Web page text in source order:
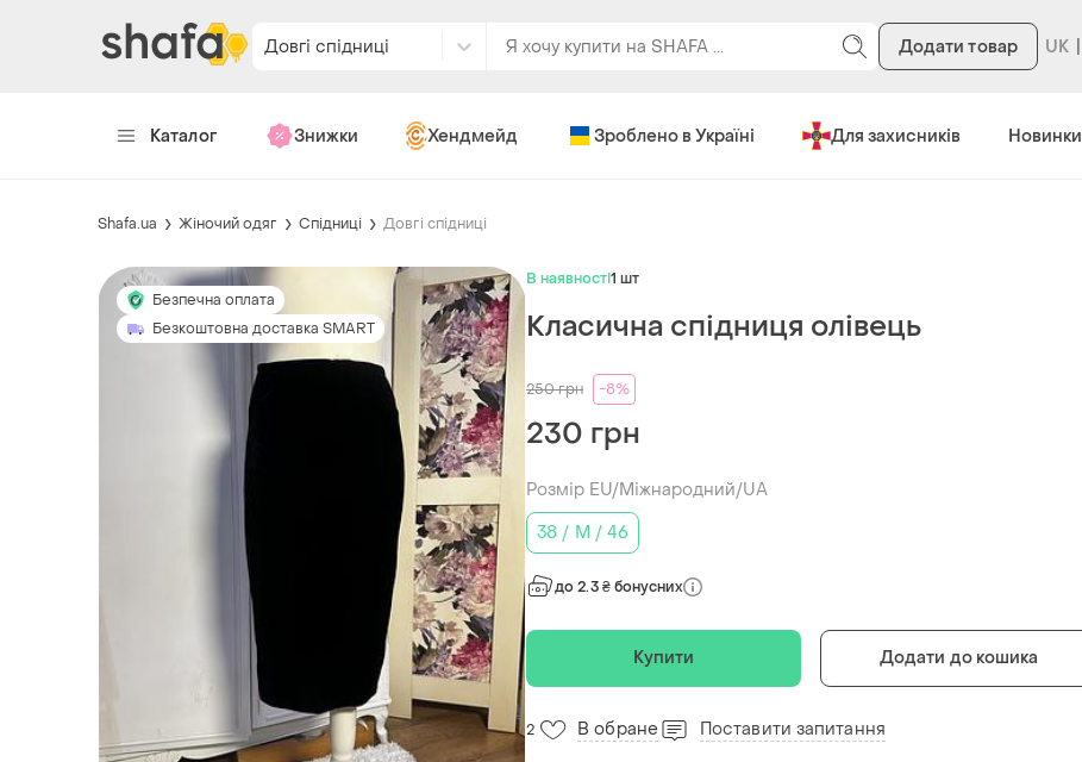
Довгі спідниці Додати товар
Каталог Знижки Хендмейд Зроблено в Україні Для захисників Новинки
Shafa.ua Жіночий одяг Спідниці Довгі спідниці
Безпечна оплата
Безкоштовна доставка SMART
В наявності1 шт
Класична спідниця олівець
250грн -8%
230 грн
Розмір EU/Міжнародний/UA
38 / M / 46
до 2.3 ₴ бонусних
Купити Додати до кошика
2 В обране Поставити запитання